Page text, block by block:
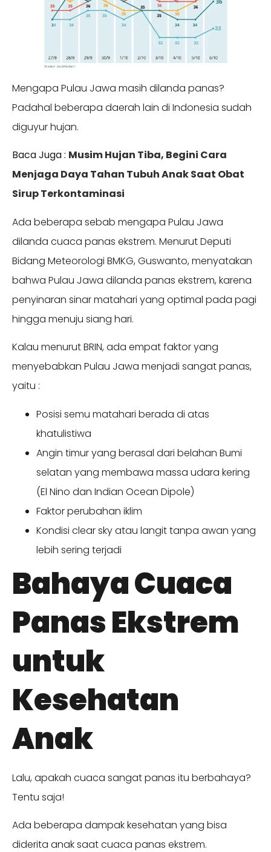
Mengapa Pulau Jawa masih dilanda panas?
Padahal beberapa daerah lain di Indonesia sudah
diguyur hujan.
Baca Juga : Musim Hujan Tiba, Begini Cara
Menjaga Daya Tahan Tubuh Anak Saat Obat
Sirup Terkontaminasi
Ada beberapa sebab mengapa Pulau Jawa
dilanda cuaca panas ekstrem. Menurut Deputi
Bidang Meteorologi BMKG, Guswanto, menyatakan
bahwa Pulau Jawa dilanda panas ekstrem, karena
penyinaran sinar matahari yang optimal pada pagi
hingga menuju siang hari.
Kalau menurut BRIN, ada empat faktor yang
menyebabkan Pulau Jawa menjadi sangat panas,
yaitu :
Posisi semu matahari berada di atas
khatulistiwa
Angin timur yang berasal dari belahan Bumi
selatan yang membawa massa udara kering
(El Nino dan Indian Ocean Dipole)
Faktor perubahan iklim
Kondisi clear sky atau langit tanpa awan yang
lebih sering terjadi
Bahaya Cuaca
Panas Ekstrem
untuk
Kesehatan
Anak
Lalu, apakah cuaca sangat panas itu berbahaya?
Tentu saja!
Ada beberapa dampak kesehatan yang bisa
diderita anak saat cuaca panas ekstrem.